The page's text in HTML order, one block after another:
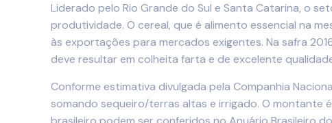
Liderado pelo Rio Grande do Sul e Santa Catarina, o
produtividade. O cereal, que é alimento essencial na
às exportações para mercados exigentes. Na safra
deve resultar em colheita farta e de excelente
Conforme estimativa divulgada pela Companhia
somando sequeiro/terras altas e irrigado. O montante